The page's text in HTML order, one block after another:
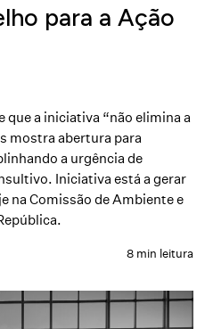
para a Ação
que a iniciativa “não elimina a
mostra abertura para
a urgência de
Iniciativa está a gerar
na Comissão de Ambiente e
8 min leitura